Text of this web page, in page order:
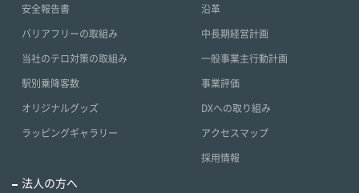
安全報告書
バリアフリーの取組み
当社のテロ対策の取組み
駅別乗降客数
オリジナルグッズ
ラッピングギャラリー
沿革
中長期経営計画
一般事業主行動計画
事業評価
DXへの取り組み
アクセスマップ
採用情報
法人の方へ